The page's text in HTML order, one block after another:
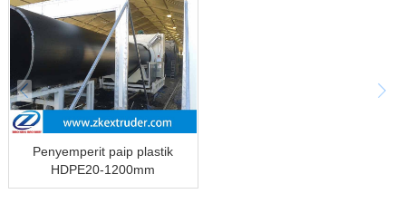
Penyemperit paip plastik
HDPE20-1200mm